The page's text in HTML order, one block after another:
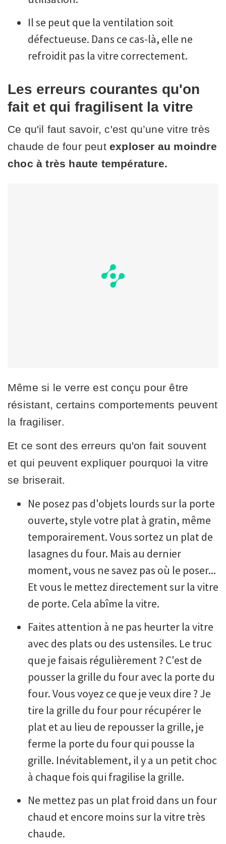
Il se peut que la ventilation soit
défectueuse. Dans ce cas-là, elle ne
refroidit pas la vitre correctement.
Les erreurs courantes qu'on
fait et qui fragilisent la vitre
Ce qu'il faut savoir, c'est qu’une vitre très
chaude de four peut exploser au moindre
choc à très haute température.
Même si le verre est conçu pour être
résistant, certains comportements peuvent
la fragiliser.
Et ce sont des erreurs qu'on fait souvent
et qui peuvent expliquer pourquoi la vitre
se briserait.
Ne posez pas d'objets lourds sur la porte
ouverte, style votre plat à gratin, même
temporairement. Vous sortez un plat de
lasagnes du four. Mais au dernier
moment, vous ne savez pas où le poser...
Et vous le mettez directement sur la vitre
de porte. Cela abîme la vitre.
Faites attention à ne pas heurter la vitre
avec des plats ou des ustensiles. Le truc
que je faisais régulièrement ? C'est de
pousser la grille du four avec la porte du
four. Vous voyez ce que je veux dire ? Je
tire la grille du four pour récupérer le
plat et au lieu de repousser la grille, je
ferme la porte du four qui pousse la
grille. Inévitablement, il y a un petit choc
à chaque fois qui fragilise la grille.
Ne mettez pas un plat froid dans un four
chaud et encore moins sur la vitre très
chaude.